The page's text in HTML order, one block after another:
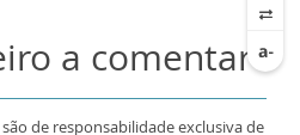
a comentar
de responsabilidade exclusiva de